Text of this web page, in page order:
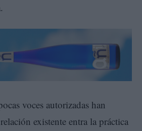
voces autorizadas han
existente entra la práctica